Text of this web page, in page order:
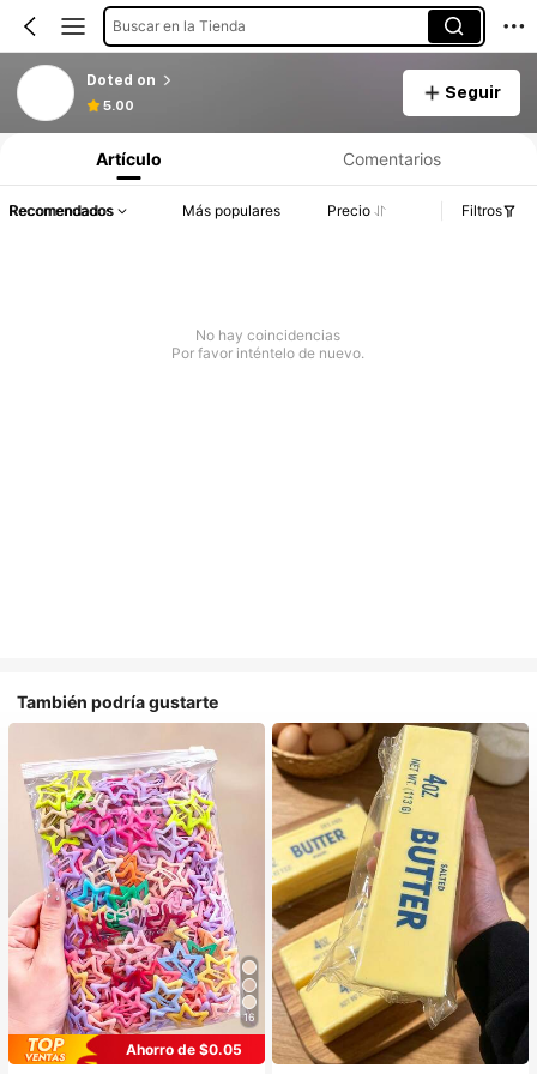
Buscar en la Tienda
Doted on
5.00
Seguir
Artículo Comentarios
Recomendados Más populares Precio Filtros
No hay coincidencias
Por favor inténtelo de nuevo.
También podría gustarte
16
Ahorro de $0.05